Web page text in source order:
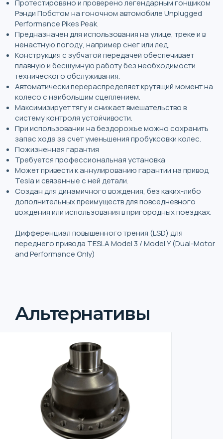
Протестировано и проверено легендарным гонщиком
Рэнди Побстом на гоночном автомобиле Unplugged
Performance Pikes Peak.
Предназначен для использования на улице, треке и в
ненастную погоду, например снег или лед.
Конструкция с зубчатой ​​передачей обеспечивает
плавную и бесшумную работу без необходимости
технического обслуживания.
Автоматически перераспределяет крутящий момент на
колесо с наибольшим сцеплением.
Максимизирует тягу и снижает вмешательство в
систему контроля устойчивости.
При использовании на бездорожье можно сохранить
запас хода за счет уменьшения пробуксовки колес.
Пожизненная гарантия
Требуется профессиональная установка
Может привести к аннулированию гарантии на привод
Tesla и связанные с ней детали.
Создан для динамичного вождения, без каких-либо
дополнительных преимуществ для повседневного
вождения или использования в пригородных поездках.
Дифференциал повышенного трения (LSD) для
переднего привода TESLA Model 3 / Model Y (Dual-Motor
and Performance Only)
Альтернативы